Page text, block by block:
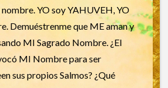
nombre. YO soy YAHUVEH, YO
Demuéstrenme que ME aman y
MI Sagrado Nombre. ¿El
MI Nombre para ser
sus propios Salmos? ¿Qué